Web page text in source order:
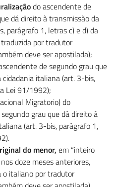
do ascendente de
dá direito à transmissão da
parágrafo 1, letras c) e d) da
por tradutor
deve ser apostilada);
de segundo grau que
italiana (art. 3-bis,
Lei 91/1992);
Migratorio) do
grau que dá direito à
(art. 3-bis, parágrafo 1,
do menor, em “inteiro
doze meses anteriores,
o italiano por tradutor